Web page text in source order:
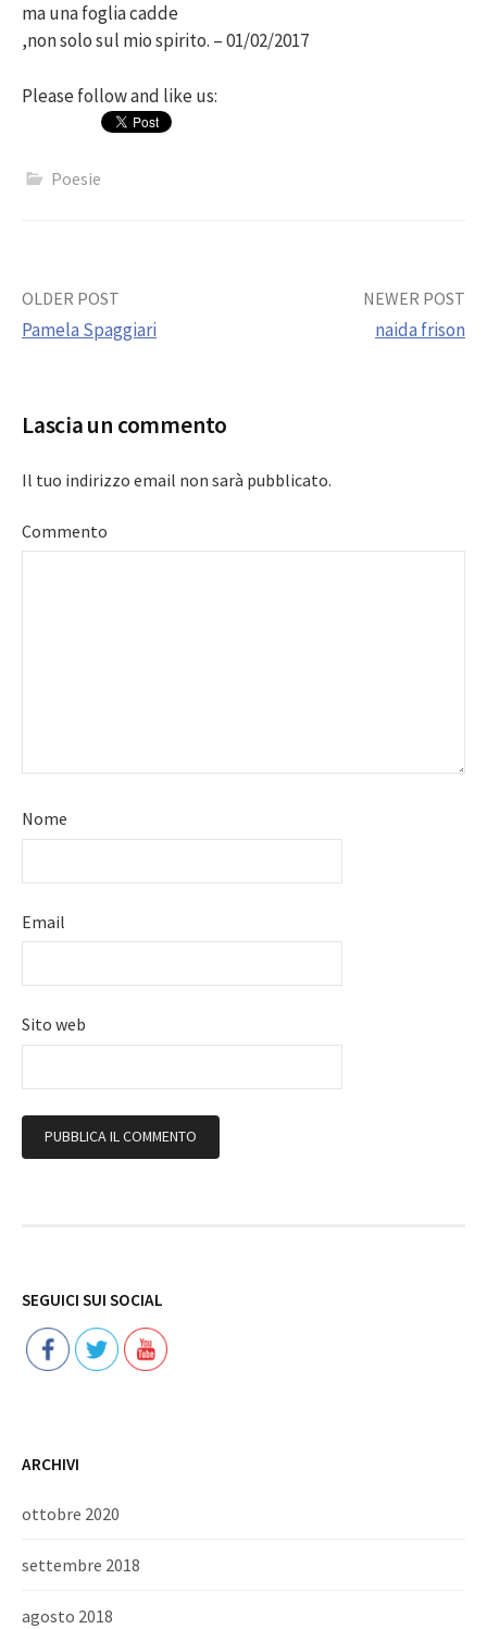
ma una foglia cadde
,non solo sul mio spirito. – 01/02/2017
Please follow and like us:
Poesie
Post
OLDER POST
Pamela Spaggiari
NEWER POST
naida frison
Lascia un commento
Il tuo indirizzo email non sarà pubblicato.
Commento
Nome
Email
Sito web
SEGUICI SUI SOCIAL
ARCHIVI
ottobre 2020
settembre 2018
agosto 2018